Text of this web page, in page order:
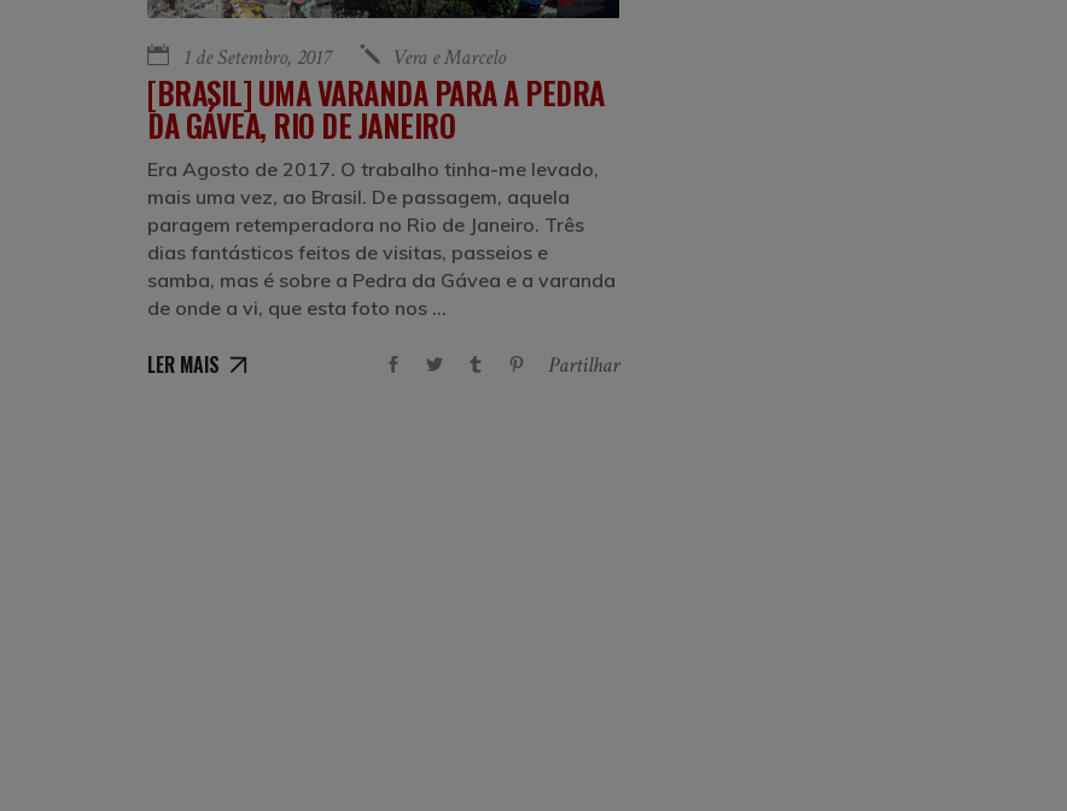
1 de Setembro, 2017 Vera e Marcelo
[BRASIL] UMA VARANDA PARA A PEDRA
DA GÁVEA, RIO DE JANEIRO
Era Agosto de 2017. O trabalho tinha-me levado,
mais uma vez, ao Brasil. De passagem, aquela
paragem retemperadora no Rio de Janeiro. Três
dias fantásticos feitos de visitas, passeios e
samba, mas é sobre a Pedra da Gávea e a varanda
de onde a vi, que esta foto nos
LER MAIS Partilhar